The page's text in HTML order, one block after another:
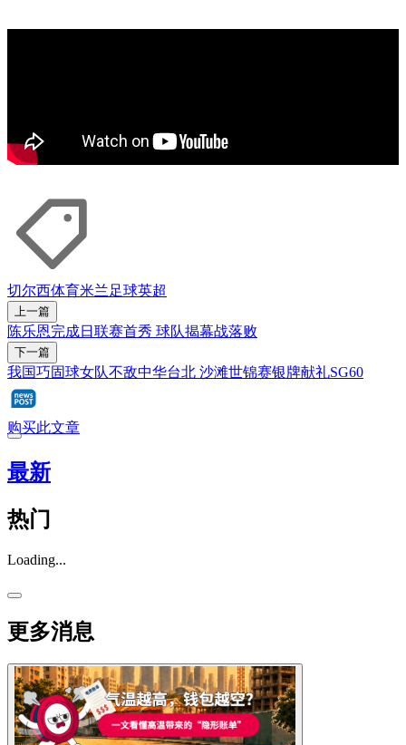
切尔西体育米兰足球英超
上一篇
陈乐恩完成日联赛首秀 球队揭幕战落败
下一篇
我国巧固球女队不敌中华台北 沙滩世锦赛银牌献礼SG60
购买此文章
最新
热门
Loading...
更多消息